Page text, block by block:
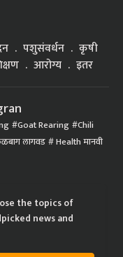
आरोग्य इतर
Goat Rearing
लागवड Health मानवी
news and